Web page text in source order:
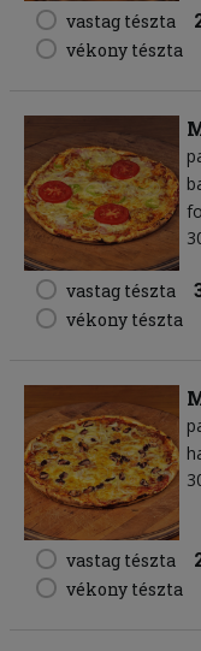
vastag tészta
vékony tészta
vastag tészta
vékony tészta
vastag tészta
vékony tészta